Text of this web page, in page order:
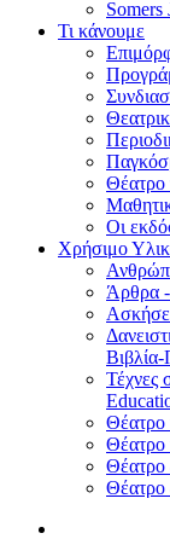
Somers
Τι κάνουμε
Θέατρο
Οι
Χρήσιμο
Άρθρα -
Βιβλία-
Τέχνες
Θέατρο
Θέατρο
Θέατρο